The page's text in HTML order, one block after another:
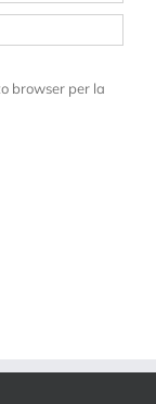
browser per la